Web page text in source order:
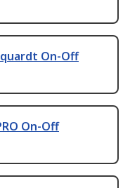
On-Off
On-Off